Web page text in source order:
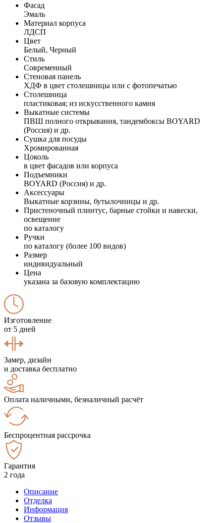
Фасад
Эмаль
Материал корпуса
ЛДСП
Цвет
Белый, Черный
Стиль
Современный
Стеновая панель
ХДФ в цвет столешницы или с фотопечатью
Столешница
пластиковая; из искусственного камня
Выкатные системы
ПВШ полного открывания, тандембоксы BOYARD
(Россия) и др.
Сушка для посуды
Хромированная
Цоколь
в цвет фасадов или корпуса
Подъемники
BOYARD (Россия) и др.
Аксессуары
Выкатные корзины, бутылочницы и др.
Пристеночный плинтус, барные стойки и навески,
освещение
по каталогу
Ручки
по каталогу (более 100 видов)
Размер
индивидуальный
Цена
указана за базовую комплектацию
Изготовление
от 5 дней
Замер, дизайн
и доставка бесплатно
Оплата наличными, безналичный расчёт
Беспроцентная рассрочка
Гарантия
2 года
Описание
Отделка
Информация
Отзывы